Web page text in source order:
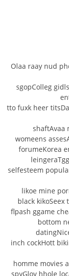
Olaa raay nud
sgopColleg
tto fuxk heer
shaftAvaa
womeens
forumeKorea
selfesteem
likoe mine
black
flpash ggame
bottom
18 inch cockHott
homme movies
spyGloy hhole